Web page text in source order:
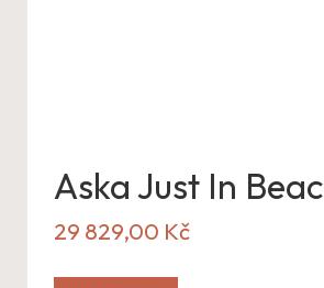
Aska Just In
29 829,00 Kč